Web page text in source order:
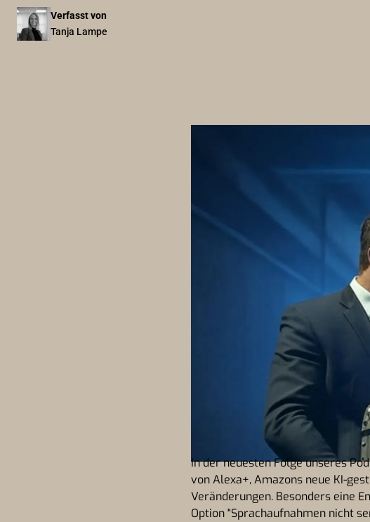
Verfasst von
Tanja Lampe
In der neuesten Folge unseres
von Alexa+, Amazons neue KI-
Veränderungen. Besonders eine
Option "Sprachaufnahmen nicht